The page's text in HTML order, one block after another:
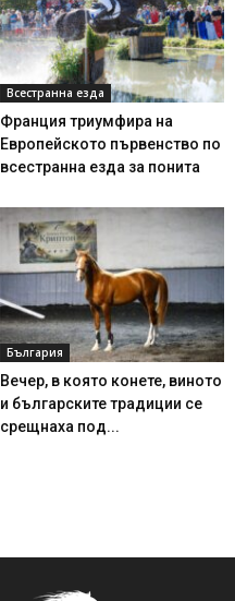
Всестранна езда
Франция триумфира на
Европейското първенство по
всестранна езда за понита
България
Вечер, в която конете, виното
и българските традиции се
срещнаха под...